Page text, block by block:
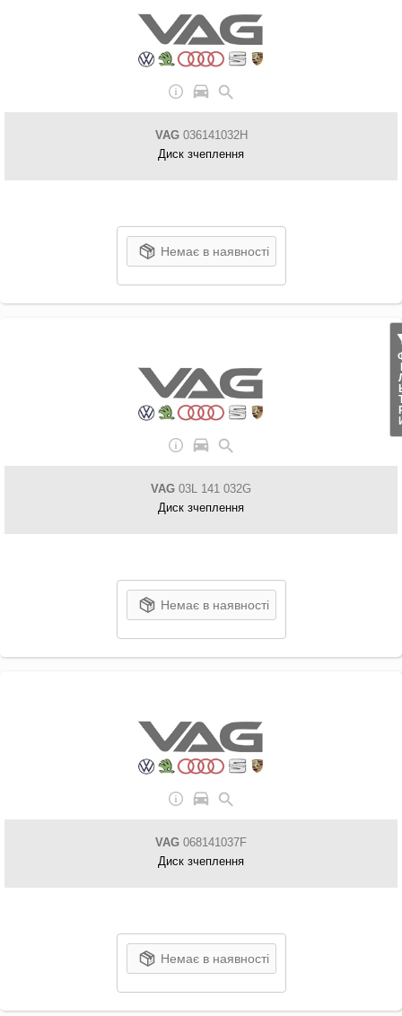
VAG036141032H
Диск зчеплення
Немає в наявності
VAG 03L 141 032G
Диск зчеплення
Немає в наявності
VAG 068141037F
Диск зчеплення
Немає в наявності